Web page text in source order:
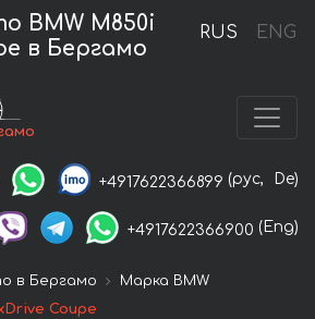
RUS ENG
BMW M850i
в Бергамо
+4917622366899 (рус, De)
+4917622366900 (Eng)
в Бергамо
Марка BMW
Coupe